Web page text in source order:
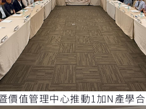
價值管理中心推動1加N產學